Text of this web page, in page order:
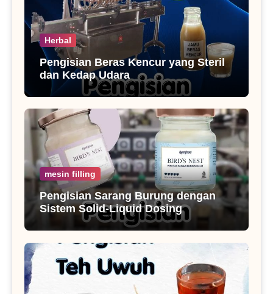
Herbal
Pengisian Beras Kencur yang Steril
dan Kedap Udara
mesin filling
Pengisian Sarang Burung dengan
Sistem Solid-Liquid Dosing